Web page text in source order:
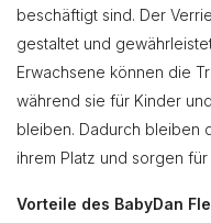
beschäftigt sind. Der
gestaltet und
Erwachsene können die
während sie für Kinder
bleiben. Dadurch bleiben
ihrem Platz und sorgen
Vorteile des BabyDan